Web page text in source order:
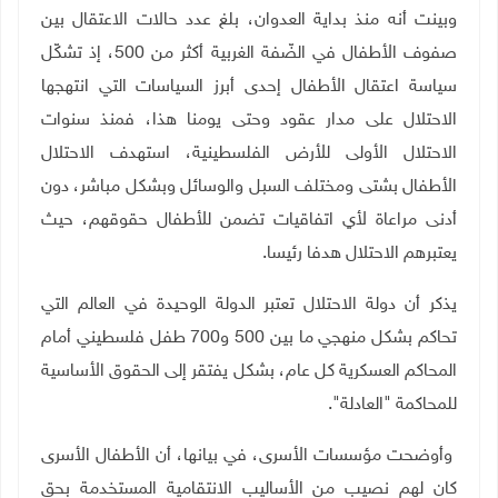
وبينت أنه منذ بداية العدوان، بلغ عدد حالات الاعتقال بين
صفوف الأطفال في الضّفة الغربية أكثر من 500، إذ تشكّل
سياسة اعتقال الأطفال إحدى أبرز السياسات التي انتهجها
الاحتلال على مدار عقود وحتى يومنا هذا، فمنذ سنوات
الاحتلال الأولى للأرض الفلسطينية، استهدف الاحتلال
الأطفال بشتى ومختلف السبل والوسائل وبشكل مباشر، دون
أدنى مراعاة لأي اتفاقيات تضمن للأطفال حقوقهم، حيث
يعتبرهم الاحتلال هدفا رئيسا.
يذكر أن دولة الاحتلال تعتبر الدولة الوحيدة في العالم التي
تحاكم بشكل منهجي ما بين 500 و700 طفل فلسطيني أمام
المحاكم العسكرية كل عام، بشكل يفتقر إلى الحقوق الأساسية
للمحاكمة "العادلة".
وأوضحت مؤسسات الأسرى، في بيانها، أن الأطفال الأسرى
كان لهم نصيب من الأساليب الانتقامية المستخدمة بحق